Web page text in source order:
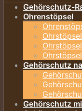
Gehörschutz-
Ohrenstöpsel
Gehörschutz
Gehörschutz